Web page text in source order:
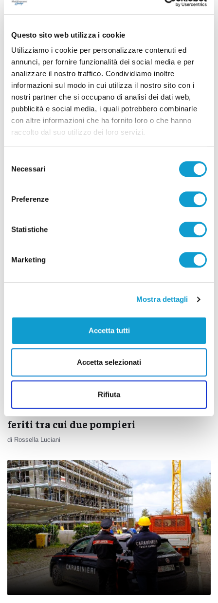
Questo sito web utilizza i cookie
Utilizziamo i cookie per personalizzare contenuti ed
annunci, per fornire funzionalità dei social media e per
analizzare il nostro traffico. Condividiamo inoltre
informazioni sul modo in cui utilizza il nostro sito con i
nostri partner che si occupano di analisi dei dati web,
pubblicità e social media, i quali potrebbero combinarle
con altre informazioni che ha fornito loro o che hanno
raccolto dal suo utilizzo dei loro servizi.
delNecessari
Preferenze
Statistiche
Marketing
Mostra dettagli
Accetta tutti
Accetta selezionati
Rifiuta
capitano dei carabinieri Felicia
di Ciro Montanari
Trecastelli – Inaugurazione del bosco
della biodiversità e del parco didattico
Auto vola nel fosso poi va a fuoco: tre
feriti tra cui due pompieri
di Rossella Luciani